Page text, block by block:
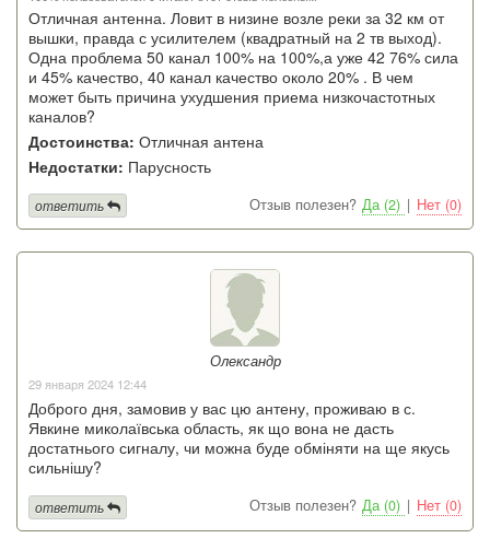
Отличная антенна. Ловит в низине возле реки за 32 км от
вышки, правда с усилителем (квадратный на 2 тв выход).
Одна проблема 50 канал 100% на 100%,а уже 42 76% сила
и 45% качество, 40 канал качество около 20% . В чем
может быть причина ухудшения приема низкочастотных
каналов?
Достоинства: Отличная антена
Недостатки: Парусность
Отзыв полезен? Да (2) | Нет (0)
ответить
Олександр
29 января 2024 12:44
Доброго дня, замовив у вас цю антену, проживаю в с.
Явкине миколаївська область, як що вона не дасть
достатнього сигналу, чи можна буде обміняти на ще якусь
сильнішу?
Отзыв полезен? Да (0) | Нет (0)
ответить